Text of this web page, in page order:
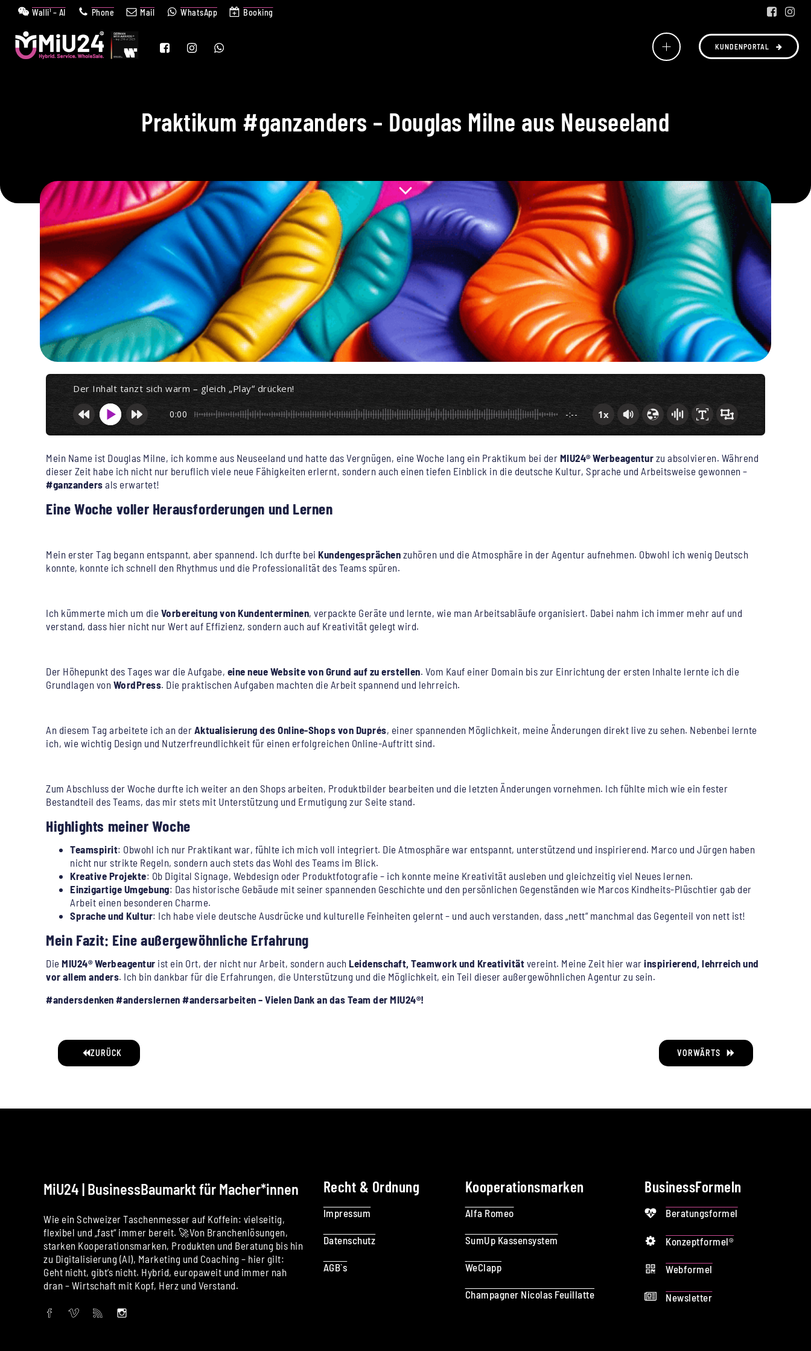
Walli¹ – AI Phone Mail WhatsApp Booking
KUNDENPORTAL
Praktikum #ganzanders – Douglas Milne aus Neuseeland
Der Inhalt tanzt sich warm – gleich „Play“ drücken!
0:00 -:-- 1x
Mein Name ist Douglas Milne, ich komme aus Neuseeland und hatte das Vergnügen, eine Woche lang ein Praktikum bei der MIU24® Werbeagentur zu absolvieren. Während
dieser Zeit habe ich nicht nur beruflich viele neue Fähigkeiten erlernt, sondern auch einen tiefen Einblick in die deutsche Kultur, Sprache und Arbeitsweise gewonnen –
#ganzanders als erwartet!
Eine Woche voller Herausforderungen und Lernen
Mein erster Tag begann entspannt, aber spannend. Ich durfte bei Kundengesprächen zuhören und die Atmosphäre in der Agentur aufnehmen. Obwohl ich wenig Deutsch
konnte, konnte ich schnell den Rhythmus und die Professionalität des Teams spüren.
Ich kümmerte mich um die Vorbereitung von Kundenterminen, verpackte Geräte und lernte, wie man Arbeitsabläufe organisiert. Dabei nahm ich immer mehr auf und
verstand, dass hier nicht nur Wert auf Effizienz, sondern auch auf Kreativität gelegt wird.
Der Höhepunkt des Tages war die Aufgabe, eine neue Website von Grund auf zu erstellen. Vom Kauf einer Domain bis zur Einrichtung der ersten Inhalte lernte ich die
Grundlagen von WordPress. Die praktischen Aufgaben machten die Arbeit spannend und lehrreich.
An diesem Tag arbeitete ich an der Aktualisierung des Online-Shops von Duprés, einer spannenden Möglichkeit, meine Änderungen direkt live zu sehen. Nebenbei lernte
ich, wie wichtig Design und Nutzerfreundlichkeit für einen erfolgreichen Online-Auftritt sind.
Zum Abschluss der Woche durfte ich weiter an den Shops arbeiten, Produktbilder bearbeiten und die letzten Änderungen vornehmen. Ich fühlte mich wie ein fester
Bestandteil des Teams, das mir stets mit Unterstützung und Ermutigung zur Seite stand.
Highlights meiner Woche
Teamspirit: Obwohl ich nur Praktikant war, fühlte ich mich voll integriert. Die Atmosphäre war entspannt, unterstützend und inspirierend. Marco und Jürgen haben
nicht nur strikte Regeln, sondern auch stets das Wohl des Teams im Blick.
Kreative Projekte: Ob Digital Signage, Webdesign oder Produktfotografie – ich konnte meine Kreativität ausleben und gleichzeitig viel Neues lernen.
Einzigartige Umgebung: Das historische Gebäude mit seiner spannenden Geschichte und den persönlichen Gegenständen wie Marcos Kindheits-Plüschtier gab der
Arbeit einen besonderen Charme.
Sprache und Kultur: Ich habe viele deutsche Ausdrücke und kulturelle Feinheiten gelernt – und auch verstanden, dass „nett“ manchmal das Gegenteil von nett ist!
Mein Fazit: Eine außergewöhnliche Erfahrung
Die MIU24® Werbeagentur ist ein Ort, der nicht nur Arbeit, sondern auch Leidenschaft, Teamwork und Kreativität vereint. Meine Zeit hier war inspirierend, lehrreich und
vor allem anders. Ich bin dankbar für die Erfahrungen, die Unterstützung und die Möglichkeit, ein Teil dieser außergewöhnlichen Agentur zu sein.
#andersdenken #anderslernen #andersarbeiten – Vielen Dank an das Team der MIU24®!
ZURÜCK VORWÄRTS
MiU24 | BusinessBaumarkt für Macher*innen
Wie ein Schweizer Taschenmesser auf Koffein: vielseitig,
flexibel und „fast“ immer bereit. 🚀Von Branchenlösungen,
starken Kooperationsmarken, Produkten und Beratung bis hin
zu Digitalisierung (AI), Marketing und Coaching – hier gilt:
Geht nicht, gibt’s nicht. Hybrid, europaweit und immer nah
dran – Wirtschaft mit Kopf, Herz und Verstand.
Recht & Ordnung
Impressum
Datenschutz
AGB`s
Kooperationsmarken
Alfa Romeo
SumUp Kassensystem
WeClapp
Champagner Nicolas Feuillatte
BusinessFormeln
Beratungsformel
Konzeptformel®
Webformel
Newsletter